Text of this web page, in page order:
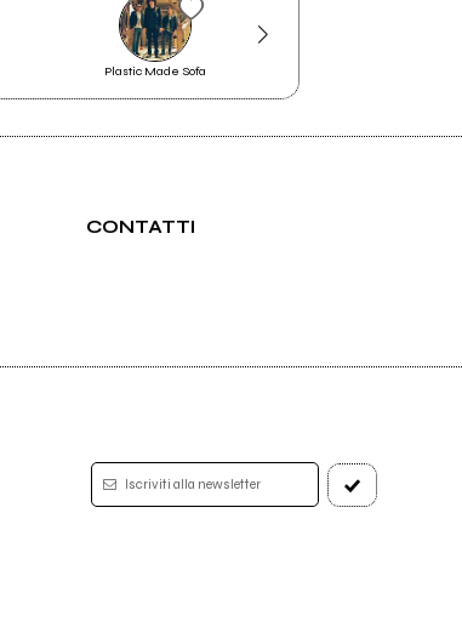
Plastic Made Sofa
CONTATTI
Iscriviti alla newsletter